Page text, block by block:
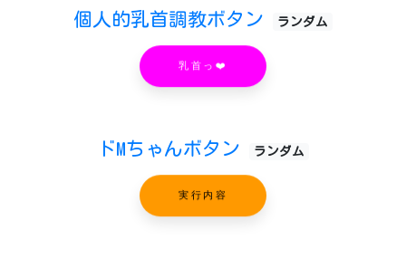
個人的乳首調教ボタン ランダム
乳首っ❤️
ドMちゃんボタン ランダム
実行内容